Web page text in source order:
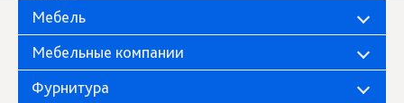
Мебель
Мебельные компании
Фурнитура